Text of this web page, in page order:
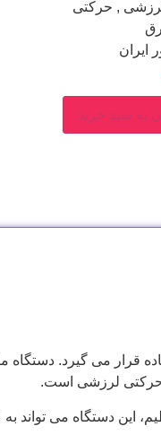
, حرکتی
به سبد خرید
قرار می گیرد. دستگاه
لرزشی است.
این دستگاه می ‌تواند